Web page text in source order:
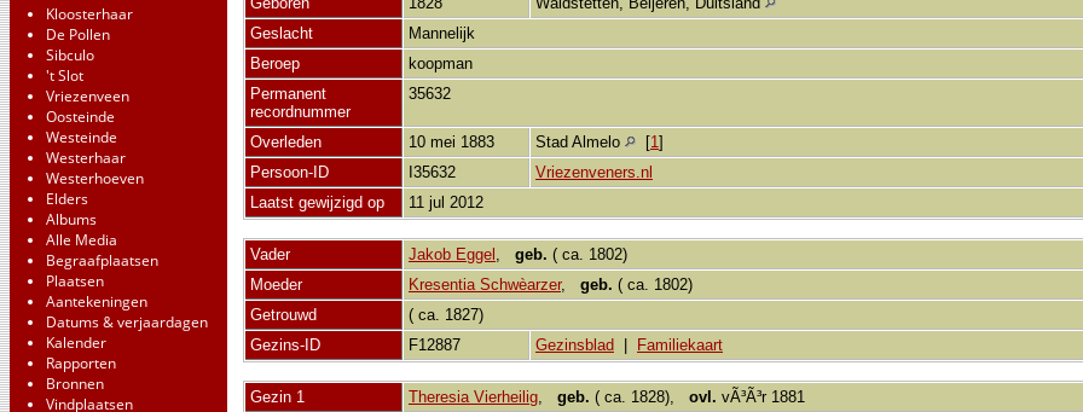
Kloosterhaar
De Pollen
Sibculo
't Slot
Vriezenveen
Oosteinde
Westeinde
Westerhaar
Westerhoeven
Elders
Albums
Alle Media
Begraafplaatsen
Plaatsen
Aantekeningen
Datums & verjaardagen
Kalender
Rapporten
Bronnen
Vindplaatsen
Geslacht
Mannelijk
Beroep
koopman
Permanent
recordnummer
35632
Overleden 10 mei 1883 Stad Almelo [1]
Persoon-ID
I35632
Vriezenveners.nl
Laatst gewijzigd op
11 jul 2012
Vader Jakob Eggel , geb. ( ca. 1802)
Moeder
Kresentia Schwèarzer, geb. ( ca. 1802)
Getrouwd
( ca. 1827)
Gezins-ID
F12887 Gezinsblad Familiekaart
Gezin 1 Theresia Vierheilig, geb. ( ca. 1828), ovl. vÃ³Ã³r 1881